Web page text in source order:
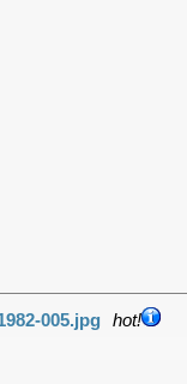
005.jpg hot!